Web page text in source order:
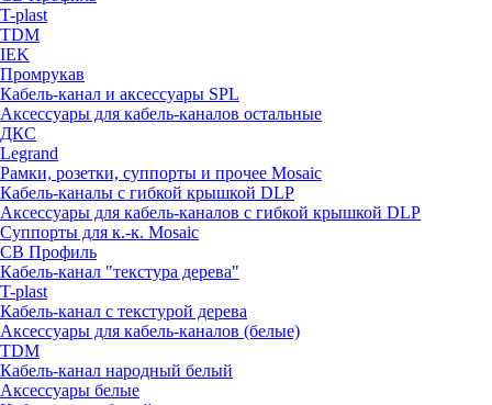
T-plast
TDM
IEK
Промрукав
Кабель-канал и аксессуары SPL
Аксессуары для кабель-каналов остальные
ДКС
Legrand
Рамки, розетки, суппорты и прочее Mosaic
Кабель-каналы с гибкой крышкой DLP
Аксессуары для кабель-каналов с гибкой крышкой DLP
Суппорты для к.-к. Mosaic
СВ Профиль
Кабель-канал "текстура дерева"
T-plast
Кабель-канал с текстурой дерева
Аксессуары для кабель-каналов (белые)
TDM
Кабель-канал народный белый
Аксессуары белые